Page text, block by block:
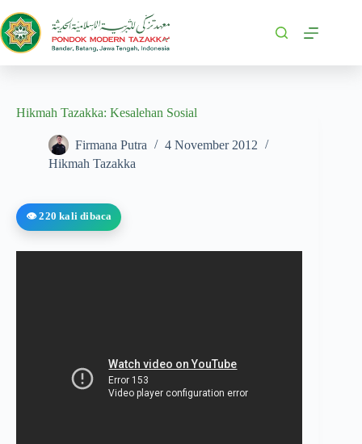
Hikmah Tazakka: Kesalehan Sosial
Firmana Putra
4 November 2012
Hikmah Tazakka
👁️ 220 kali dibaca